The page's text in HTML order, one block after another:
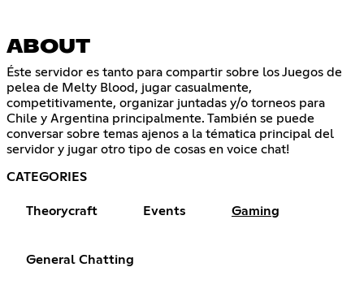
ABOUT
Éste servidor es tanto para compartir sobre los Juegos de
pelea de Melty Blood, jugar casualmente,
competitivamente, organizar juntadas y/o torneos para
Chile y Argentina principalmente. También se puede
conversar sobre temas ajenos a la tématica principal del
servidor y jugar otro tipo de cosas en voice chat!
CATEGORIES
Theorycraft Events Gaming
General Chatting